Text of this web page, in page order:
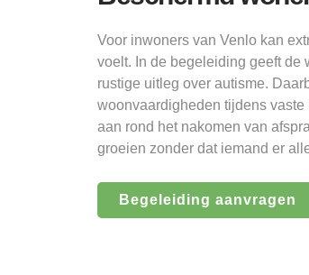
Voor inwoners van Venlo kan
voelt. In de begeleiding geeft de
rustige uitleg over autisme.
woonvaardigheden tijdens
aan rond het nakomen van
groeien zonder dat iemand er
Begeleiding aanvragen